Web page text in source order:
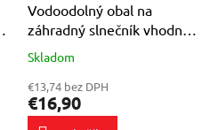
Vodoodolný obal na
záhradný slnečník vhodný
pre slnečník Ravenna
Priemerné
produktu
je
5,0
Skladom
€13,74 bez DPH
€16,90